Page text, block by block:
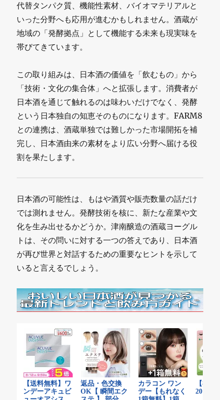
代替タンパク質、機能性素材、バイオマテリアルと
いった分野へも応用が進むかもしれません。酒蔵が
地域の「発酵拠点」として機能する未来も現実味を
帯びてきています。
この取り組みは、日本酒の価値を「飲むもの」から
「技術・文化の集合体」へと拡張します。消費者が
日本酒を通じて触れるのは味わいだけでなく、発酵
という日本独自の知恵そのものになります。FARM8
との連携は、酒蔵単独では難しかった市場開拓を補
完し、日本酒由来の素材をより広い分野へ届ける役
割を果たします。
日本酒の可能性は、もはや酒質や販売数量の話だけ
では測れません。発酵技術を核に、新たな産業や文
化を生み出せるかどうか。津南醸造の酒蔵ヨーグル
トは、その問いに対する一つの答えであり、日本酒
が再び世界と対話するための重要なヒントを示して
いると言えるでしょう。